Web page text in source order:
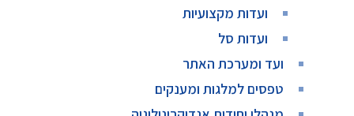
ועדות מקצועיות
ועדות סל
ועד ומערכת האתר
טפסים למלגות ומענקים